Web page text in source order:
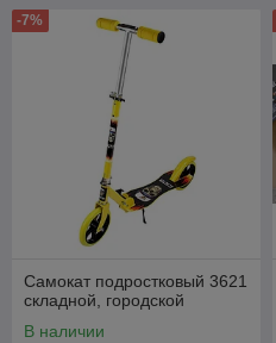
-7%
Самокат подростковый 3621
складной, городской
В наличии